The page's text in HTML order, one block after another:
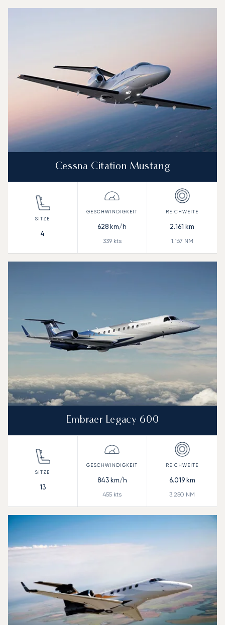
Cessna Citation Mustang
4
628 km/h
339kts
2.161 km
1.167 NM
Embraer Legacy 600
13
843km/h
455 kts
6.019km
3.250 NM